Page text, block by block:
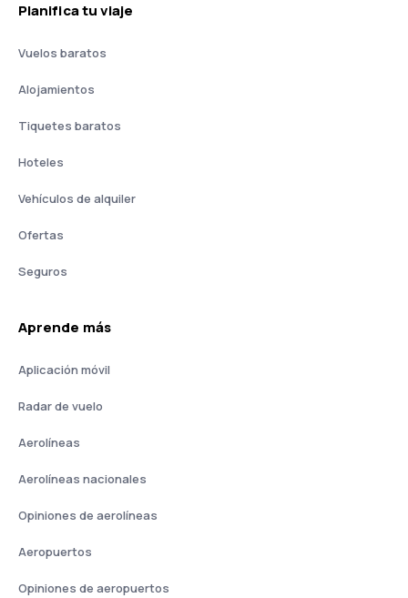
Planifica tu viaje
Vuelos baratos
Alojamientos
Tiquetes baratos
Hoteles
Vehículos de alquiler
Ofertas
Seguros
Aprende más
Aplicación móvil
Radar de vuelo
Aerolíneas
Aerolíneas nacionales
Opiniones de aerolíneas
Aeropuertos
Opiniones de aeropuertos